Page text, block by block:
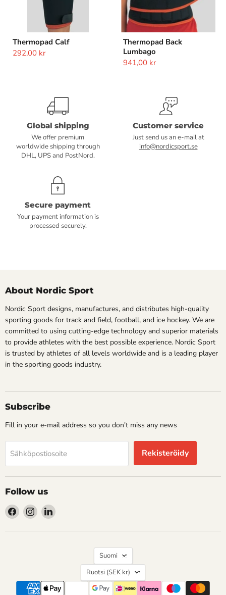
Thermopad Calf
292,00 kr
Thermopad Back
Lumbago
941,00 kr
Global shipping
We offer premium
worldwide shipping through
DHL, UPS and PostNord.
Customer service
Just send us an e-mail at
info@nordicsport.se
Secure payment
Your payment information is
processed securely.
About Nordic Sport
Nordic Sport designs, manufactures, and distributes high-quality
sporting goods for track and field, football, and ice hockey. We are
committed to using cutting-edge technology and superior materials
to provide athletes with the best possible experience. Nordic Sport
is trusted by athletes of all levels worldwide and is a leading player
in the sporting goods industry.
Subscribe
Fill in your e-mail address so you don't miss any news
Sähköpostiosoite Rekisteröidy
Follow us
Löydä
meidät
osoitteesta
Löydä
meidät
osoitteesta
Löydä
osoitteesta
Kieli
Suomi
Maa
Ruotsi (SEK kr)